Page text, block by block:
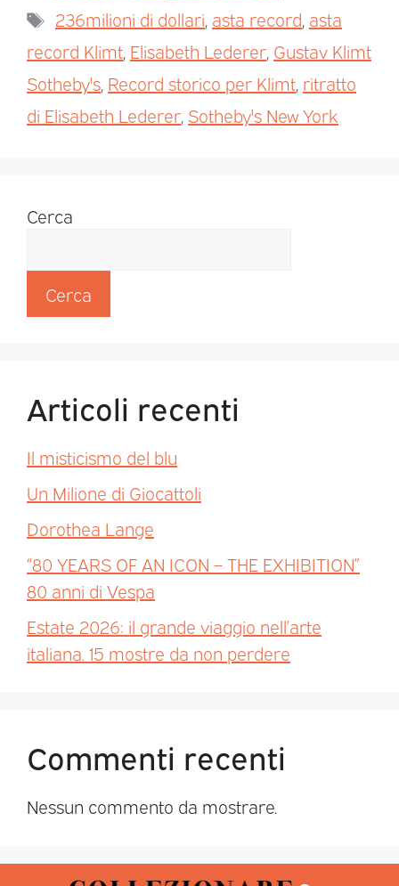
236milioni di dollari asta record asta
record Klimt Elisabeth Lederer Gustav Klimt
Sotheby's Record storico per Klimt ritratto
di Elisabeth Lederer Sotheby's New York
Cerca
Cerca
Articoli recenti
Il misticismo del blu
Un Milione di Giocattoli
Dorothea Lange
“80 YEARS OF AN ICON – THE EXHIBITION”
80 anni di Vespa
Estate 2026: il grande viaggio nell’arte
italiana. 15 mostre da non perdere
Commenti recenti
Nessun commento da mostrare.